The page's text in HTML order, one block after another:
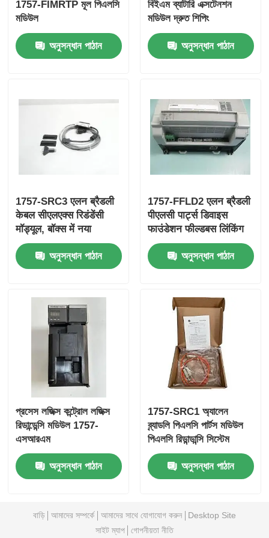
ইয়োকোগাওয়া স্টারডম পিএলসি
ফক্সবোরো পিএলসি
আইসিএস ট্রিপলেক্স পিএলসি
স্নাইডার পিএলসি মডিউল
জিই ফ্যানুক মডিউল
বেন্টলি নেভাদা মডিউল
প্রসফট কমিউনিকেশন মডিউল
এবিবি ডিসিএস কন্ট্রোলার
হানিওয়েল ডিসিএস কন্ট্রোলার
1757-FIMRTP মূল পিএলসি
মডিউল
অনুসন্ধান পাঠান
বিইএম ব্যাটারি এক্সটেনশন
মডিউল দ্রুত শিপিং
অনুসন্ধান পাঠান
1757-SRC3 एलन ब्रैडली
केबल सीएलएक्स रिडंडेंसी
मॉड्यूल, बॉक्स में नया
অনুসন্ধান পাঠান
1757-FFLD2 एलन ब्रैडली
पीएलसी पार्ट्स डिवाइस
फाउंडेशन फील्डबस लिंकिंग
डिवाइस
অনুসন্ধান পাঠান
প্রসেস লজিক্স কন্ট্রোল লজিক্স
রিডান্ডেন্সি মডিউল 1757-
এসআরএম
অনুসন্ধান পাঠান
1757-SRC1 অ্যালেন
ব্র্যাডলি পিএলসি পার্টস মডিউল
পিএলসি রিডান্ডান্সি সিস্টেম
অনুসন্ধান পাঠান
বাড়ি আমাদের সম্পর্কে আমাদের সাথে যোগাযোগ করুন
Desktop Site
সাইট ম্যাপ
গোপনীয়তা নীতি